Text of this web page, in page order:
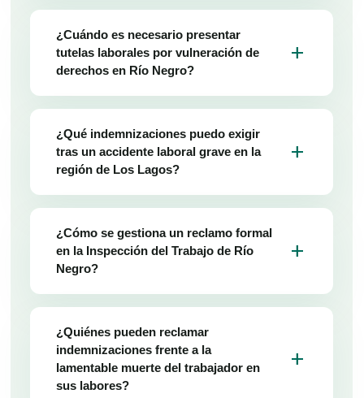
¿Cuándo es necesario presentar
tutelas laborales por vulneración de
derechos en Río Negro?
add
¿Qué indemnizaciones puedo exigir
tras un accidente laboral grave en la
región de Los Lagos?
add
¿Cómo se gestiona un reclamo formal
en la Inspección del Trabajo de Río
Negro?
add
¿Quiénes pueden reclamar
indemnizaciones frente a la
lamentable muerte del trabajador en
sus labores?
add